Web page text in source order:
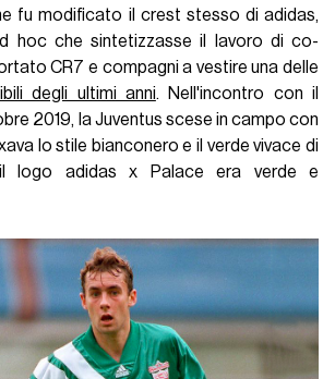
fu modificato il crest stesso di adidas,
hoc che sintetizzasse il lavoro di co-
CR7 e compagni a vestire una delle
degli ultimi anni. Nell'incontro con il
2019, la Juventus scese in campo con
lo stile bianconero e il verde vivace di
il logo adidas x Palace era verde e